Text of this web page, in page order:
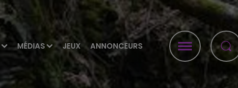
MÉDIAS JEUX ANNONCEURS